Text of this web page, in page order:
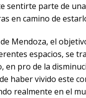
parte de
en camino de
Mendoza, el
espacios, se
pro de la
congreso me ayudó
el planeta nos